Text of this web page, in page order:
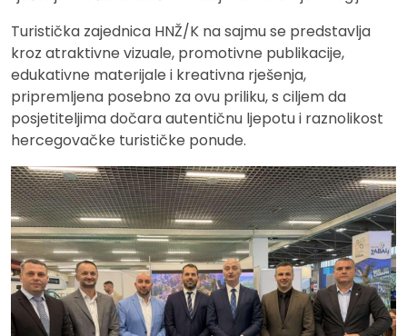
Turistička zajednica HNŽ/K na sajmu se predstavlja
kroz atraktivne vizuale, promotivne publikacije,
edukativne materijale i kreativna rješenja,
pripremljena posebno za ovu priliku, s ciljem da
posjetiteljima dočara autentičnu ljepotu i raznolikost
hercegovačke turističke ponude.